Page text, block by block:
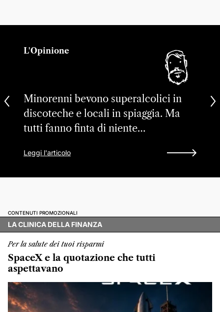
L'Opinione
Minorenni bevono superalcolici in
discoteche e locali in spiaggia. Ma
tutti fanno finta di niente…
Leggi l'articolo
CONTENUTI PROMOZIONALI
LA CLINICA DELLA FINANZA
Per la salute dei tuoi risparmi
SpaceX e la quotazione che tutti
aspettavano